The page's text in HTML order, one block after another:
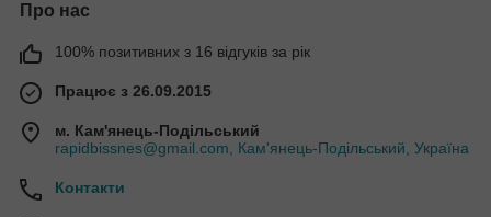
Про нас
100% позитивних з 16 відгуків за рік
Працює з 26.09.2015
м. Кам'янець-Подільський
rapidbissnes@gmail.com, Кам'янець-Подільський, Україна
Контакти